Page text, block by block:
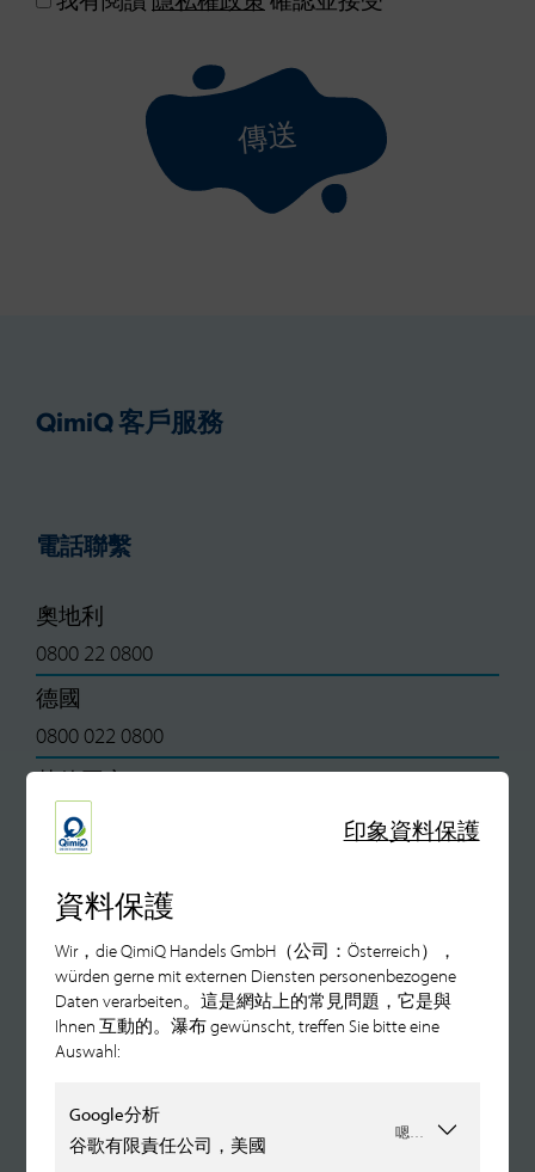
傳送
QimiQ 客戶服務
電話聯繫
奧地利
0800 22 0800
德國
0800 022 0800
其他國家
+43 6229 3483-0
電郵聯繫
一般諮詢
office@QimiQ.com
洽談合作和社交媒體諮詢
專業人士與業界諮詢
rd@QimiQ.com
印象資料保護
資料保護
Wir，die QimiQ Handels GmbH（公司：Österreich），
würden gerne mit externen Diensten personenbezogene
Daten verarbeiten。這是網站上的常見問題，它是與
Ihnen 互動的。瀑布 gewünscht, treffen Sie bitte eine
Auswahl:
Google分析
谷歌有限責任公司，美國
嗯…